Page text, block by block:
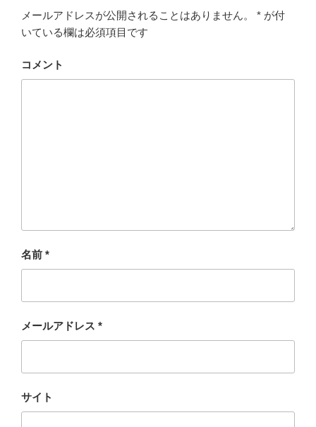
メールアドレスが公開されることはありません。 * が付
いている欄は必須項目です
コメント
名前 *
メールアドレス *
サイト